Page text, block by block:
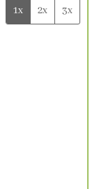
1x 2x 3x